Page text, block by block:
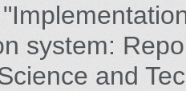
system:
and